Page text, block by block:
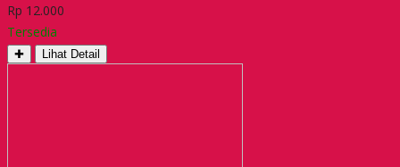
Rp 12.000
Tersedia
✚ Lihat Detail